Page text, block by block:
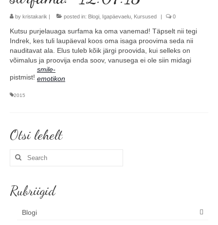
Minust
Koolitused
Algkoolitus
Tuleks veel
Koolitusüritused ettevõttele või seltskonnale
Reisid
Kontakt
Uudised ja blogi
by kristakarik | posted in: Blogi Igapäevaelu Kursused | 0
Kutsu purjelauaga surfama ka oma vanemad! Täpselt nii tegi
Indrek, kes tuli laupäeval koos oma isaga proovima seda nii
nauditavat ala. Elus tuleb kõik järgi proovida, kui selleks on
võimalus ja proovija enda soov, vanusega ei ole siin midagi
pistmist!
smile-
emotikon
2015
Otsi lehelt
Search
Rubriigid
Blogi